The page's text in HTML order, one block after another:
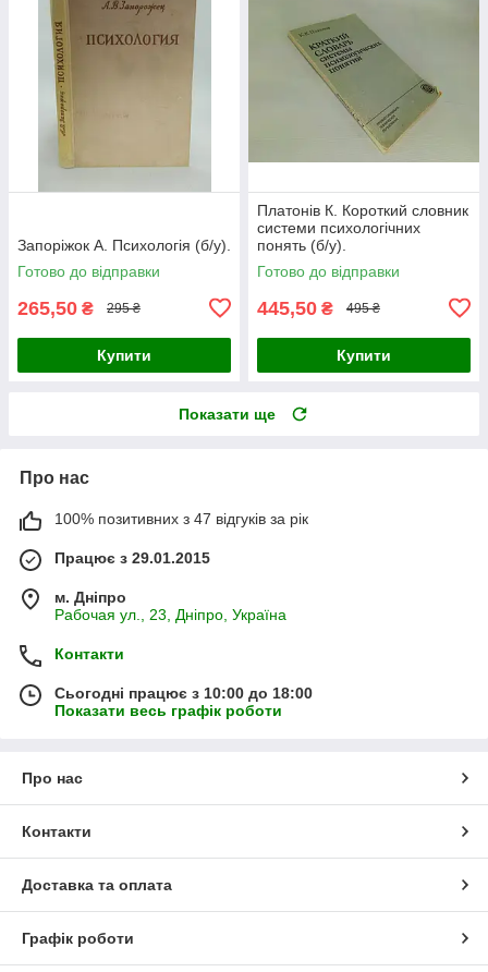
Запоріжок А. Психологія (б/у).
Готово до відправки
265,50 ₴ 295 ₴
Купити
Платонів К. Короткий словник
системи психологічних
понять (б/у).
Готово до відправки
445,50 ₴ 495 ₴
Купити
Показати ще
Про нас
100% позитивних з 47 відгуків за рік
Працює з 29.01.2015
м. Дніпро
Рабочая ул., 23, Дніпро, Україна
Контакти
Сьогодні працює з 10:00 до 18:00
Показати весь графік роботи
Про нас
Контакти
Доставка та оплата
Графік роботи